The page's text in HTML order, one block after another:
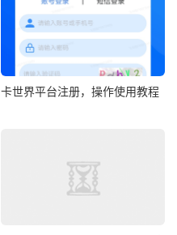
卡世界平台注册，操作使用教程